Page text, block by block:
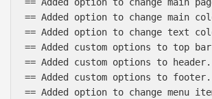
== Added option to change main
== Added option to change text
== Added custom options to top
== Added custom options to header.
== Added custom options to footer.
== Added option to change menu